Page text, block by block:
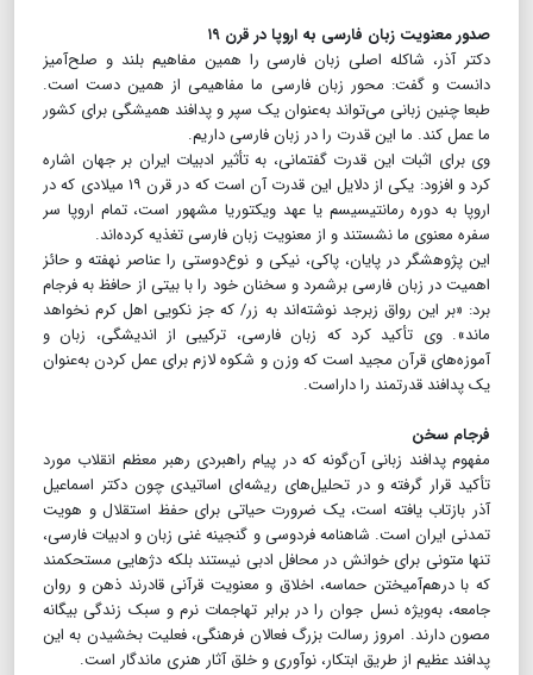
صدور معنویت زبان فارسی به اروپا در قرن ۱۹
دکتر آذر، شاکله اصلی زبان فارسی را همین مفاهیم بلند و صلح‌آمیز
دانست و گفت: محور زبان فارسی ما مفاهیمی از همین دست است.
طبعا چنین زبانی می‌تواند به‌عنوان یک سپر و پدافند همیشگی برای کشور
ما عمل کند. ما این قدرت را در زبان فارسی داریم.
وی برای اثبات این قدرت گفتمانی، به تأثیر ادبیات ایران بر جهان اشاره
کرد و افزود: یکی از دلایل این قدرت آن است که در قرن ۱۹ میلادی که در
اروپا به دوره رمانتیسیسم یا عهد ویکتوریا مشهور است، تمام اروپا سر
سفره معنوی ما نشستند و از معنویت زبان فارسی تغذیه کرده‌اند.
این پژوهشگر در پایان، پاکی، نیکی و نوع‌دوستی را عناصر نهفته و حائز
اهمیت در زبان فارسی برشمرد و سخنان خود را با بیتی از حافظ به فرجام
برد: «بر این رواق زبرجد نوشته‌اند به زر/ که جز نکویی اهل کرم نخواهد
ماند». وی تأکید کرد که زبان فارسی، ترکیبی از اندیشگی، زبان و
آموزه‌های قرآن مجید است که وزن و شکوه لازم برای عمل کردن به‌عنوان
یک پدافند قدرتمند را داراست.
فرجام سخن
مفهوم پدافند زبانی آن‌گونه که در پیام راهبردی رهبر معظم انقلاب مورد
تأکید قرار گرفته و در تحلیل‌های ریشه‌ای اساتیدی چون دکتر اسماعیل
آذر بازتاب یافته است، یک ضرورت حیاتی برای حفظ استقلال و هویت
تمدنی ایران است. شاهنامه فردوسی و گنجینه غنی زبان و ادبیات فارسی،
تنها متونی برای خوانش در محافل ادبی نیستند بلکه دژهایی مستحکمند
که با درهم‌آمیختن حماسه، اخلاق و معنویت قرآنی قادرند ذهن و روان
جامعه، به‌ویژه نسل جوان را در برابر تهاجمات نرم و سبک زندگی بیگانه
مصون دارند. امروز رسالت بزرگ فعالان فرهنگی، فعلیت بخشیدن به این
پدافند عظیم از طریق ابتکار، نوآوری و خلق آثار هنری ماندگار است.